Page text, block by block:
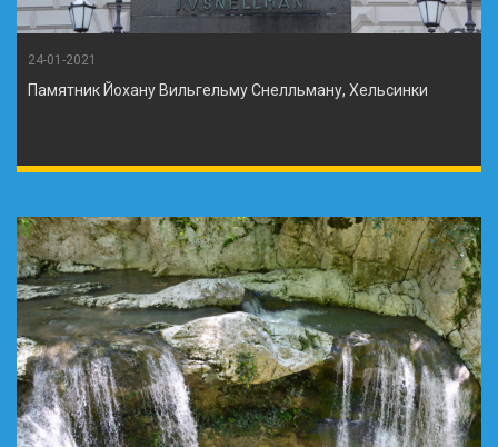
24-01-2021
Памятник Йохану Вильгельму Снелльману, Хельсинки